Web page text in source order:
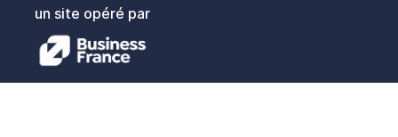
un site opéré par
avec :